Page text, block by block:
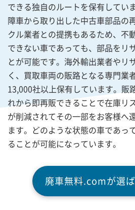
できる独自のルートを保有してい
障車から取り出した中古車部品の
クル業者との提携もあるため、不
できない車であっても、部品をリ
とが可能です。海外輸出業者やリ
く、買取車両の販路となる専門業
13,000社以上保有しています。販
れから即再販できることで在庫リ
が削減されてその一部をお客様へ
ます。どのような状態の車であっ
ることが可能になっています。
廃車無料.comが選